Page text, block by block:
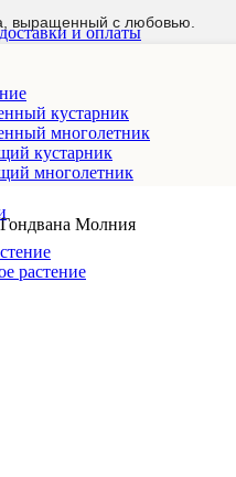
выращенный с любовью.
и оплаты
кустарник
многолетник
кустарник
многолетник
растение
Молния